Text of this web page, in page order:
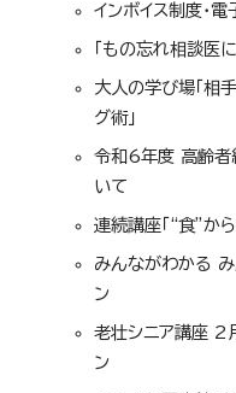
インボイス制度・
「もの忘れ相談医
大人の学び場「相
グ術」
令和6年度 高齢者
いて
連続講座「“食”か
みんながわかる
ン
老壮シニア講座 2
ン